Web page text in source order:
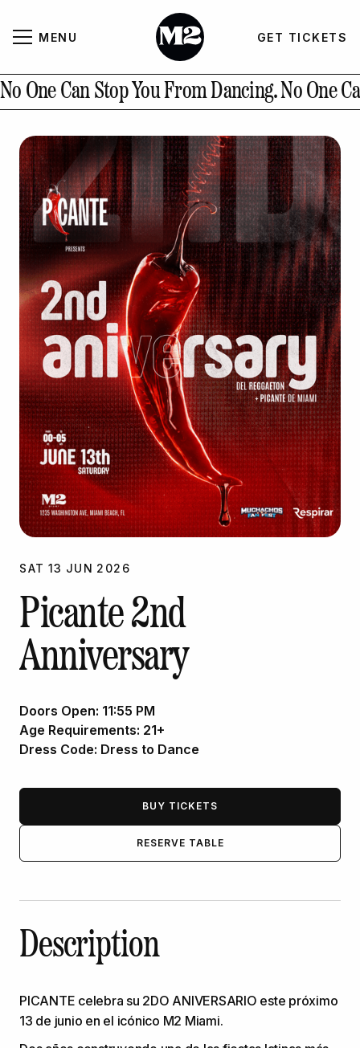
MENU GET TICKETS
CLOSE
About
Contact Us
GALLERY GET TICKETS
INSTAGRAM PAST EVENTS
No One Can Stop You From Dancing.No One
SAT 13 JUN 2026
Picante 2nd
Anniversary
Doors Open: 11:55 PM
Age Requirements: 21+
Dress Code: Dress to Dance
BUY TICKETS
RESERVE TABLE
Description
PICANTE celebra su 2DO ANIVERSARIO este próximo
13 de junio en el icónico M2 Miami.